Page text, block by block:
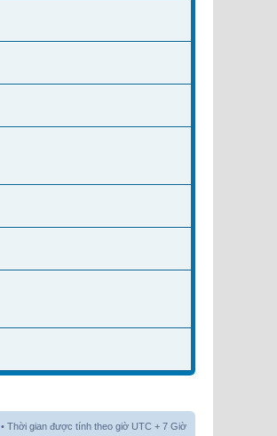
• Thời gian được tính theo giờ UTC + 7 Giờ